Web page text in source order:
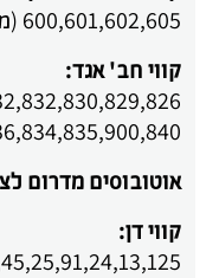
600,601,602,605 (מנתניה והסביבה)
קווי חב' אגד:
אוטובוסים מדרום
קווי דן: